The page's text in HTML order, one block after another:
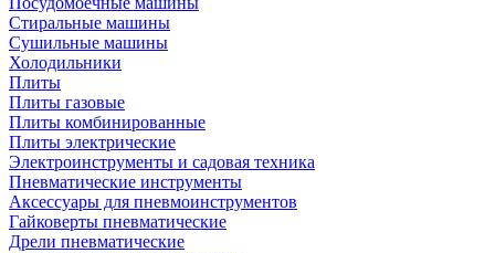
Стиральные машины
Сушильные машины
Холодильники
Плиты
Плиты газовые
Плиты комбинированные
Плиты электрические
Электроинструменты и садовая техника
Пневматические инструменты
Аксессуары для пневмоинструментов
Гайковерты пневматические
Дрели пневматические